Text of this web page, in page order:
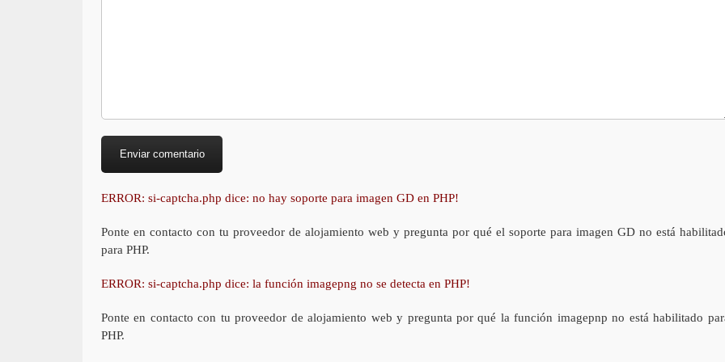
ERROR: si-captcha.php dice: no hay soporte para imagen GD en PHP!
Ponte en contacto con tu proveedor de alojamiento web y pregunta por qué el soporte para imagen GD no está
para PHP.
ERROR: si-captcha.php dice: la función imagepng no se detecta en PHP!
Ponte en contacto con tu proveedor de alojamiento web y pregunta por qué la función imagepnp no está habilitado
PHP.